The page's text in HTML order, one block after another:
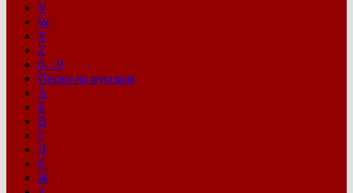
V
W
Y
Z
0…9
Песни на русском
А
Б
В
Г
Д
Е
Ж